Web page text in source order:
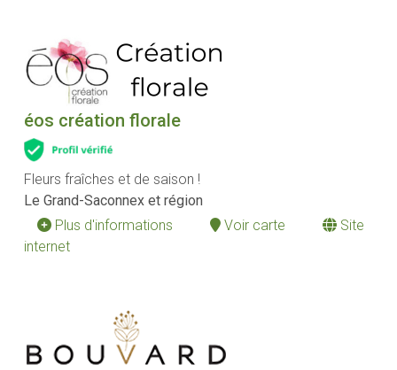
éos création florale
Fleurs fraîches et de saison !
Le Grand-Saconnex et région
Plus d'informations
Voir carte
Site
internet